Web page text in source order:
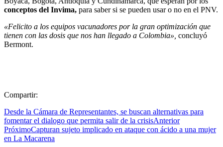
conceptos del Invima, para saber si se pueden usar o no en el PNV.
«Felicito a los equipos vacunadores por la gran optimización que
tienen con las dosis que nos han llegado a Colombia», concluyó
Bermont.
Compartir:
Desde la Cámara de Representantes, se buscan alternativas para
fomentar el dialogo que permita salir de la crisisAnterior
PróximoCapturan sujeto implicado en ataque con ácido a una mujer
en La Macarena